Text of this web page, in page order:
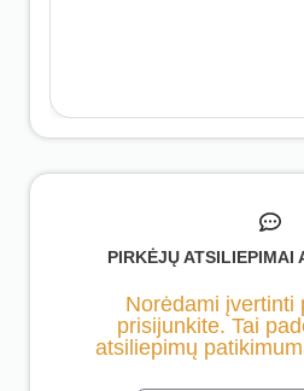
PIRKĖJŲ ATSILIEPIMAI
Norėdami įvertinti
prisijunkite. Tai
atsiliepimų